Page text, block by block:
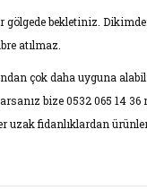
gölgede bekletiniz.
atılmaz.
çok daha uyguna
bize 0532 065 14 36
uzak fidanlıklardan